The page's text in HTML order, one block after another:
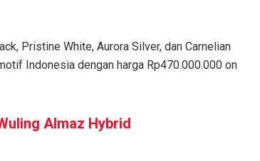
Pristine White, Aurora Silver, dan Carnelian
Indonesia dengan harga Rp470.000.000 on
Almaz Hybrid